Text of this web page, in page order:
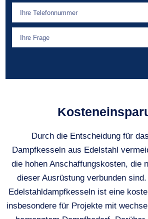
Durch die Entscheidung für
Dampfkesseln aus Edelstahl
die hohen Anschaffungskosten, die
dieser Ausrüstung verbunden
Edelstahldampfkesseln ist eine
insbesondere für Projekte mit